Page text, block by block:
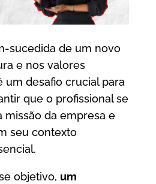
sucedida de um novo
e nos valores
um desafio crucial para
que o profissional se
missão da empresa e
seu contexto
objetivo, um